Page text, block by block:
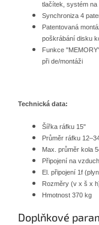
tlačítek, systém na
Synchroniza 4
Patentovaná
poškrábání disku
Funkce
při de/montáži
Technická data:
Šířka ráfku 15"
Průměr ráfku
Max. průměr kola
Připojení na
El. připojení 1f
Rozměry (v x š x
Hmotnost 370 kg
Doplňkové